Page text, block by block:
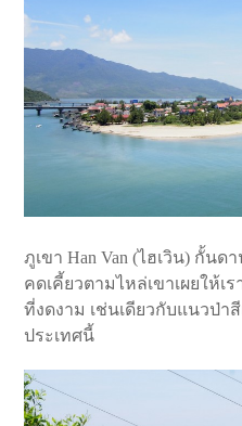
ภูเขา Han Van (ไฮเวิน) กั้น
คดเคี้ยวตามไหล่เขาเผยให้เ
ที่งดงาม เช่นเดียวกับแนวป่
ประเทศนี้